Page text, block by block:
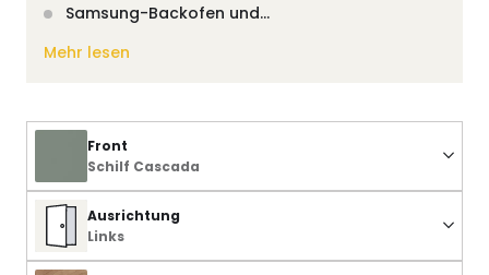
Samsung-Backofen und…
Mehr lesen
Front
Schilf Cascada
Ausrichtung
Links